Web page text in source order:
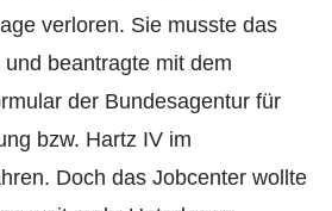
verloren. Sie musste das
beantragte mit dem
der Bundesagentur für
bzw. Hartz IV im
Doch das Jobcenter wollte